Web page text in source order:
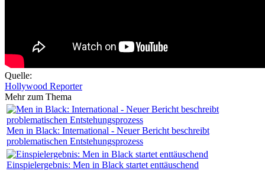
Quelle:
Hollywood Reporter
Mehr zum Thema
Men in Black: International - Neuer Bericht beschreibt
problematischen Entstehungsprozess
Einspielergebnis: Men in Black startet enttäuschend